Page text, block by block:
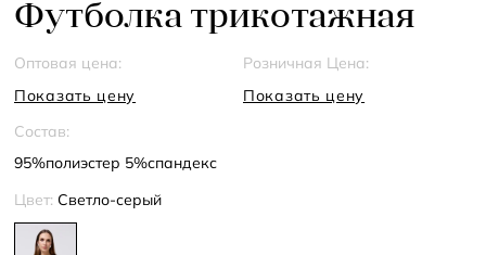
Футболка трикотажная
Оптовая цена:
Показать цену
Розничная Цена:
Показать цену
Состав:
95%полиэстер 5%спандекс
Цвет: Светло-серый